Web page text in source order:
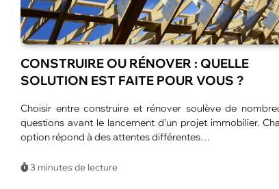
LES MEILLEURES ANIMATIONS POUR
CENTRES DE LOISIRS EN ÉTÉ
L’été transforme les centres de loisirs en véritables
d’aventure. Les enfants profitent de journées plus
d’un large choix d’activités.…
3 minutes de lecture